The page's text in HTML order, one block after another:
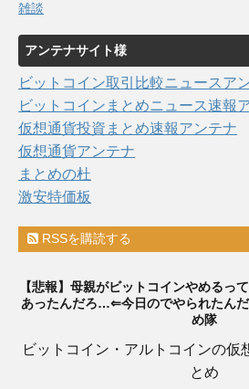
雑談
アンテナサイト様
ビットコイン取引比較ニュースア
ビットコインまとめニュース速報
仮想通貨投資まとめ速報アンテナ
仮想通貨アンテナ
まとめの杜
激安特価板
RSSを購読する
【悲報】母親がビットコインやめるっ
あったんだろ…⇐今日のでやられたん
め隊
ビットコイン・アルトコインの仮
とめ